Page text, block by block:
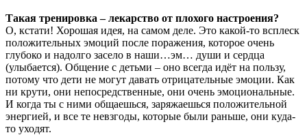
Такая тренировка – лекарство от плохого настроения?
О, кстати! Хорошая идея, на самом деле. Это какой-то всплеск
положительных эмоций после поражения, которое очень
глубоко и надолго засело в наши…эм… души и сердца
(улыбается). Общение с детьми – оно всегда идёт на пользу,
потому что дети не могут давать отрицательные эмоции. Как
ни крути, они непосредственные, они очень эмоциональные.
И когда ты с ними общаешься, заряжаешься положительной
энергией, и все те невзгоды, которые были раньше, они куда-
то уходят.